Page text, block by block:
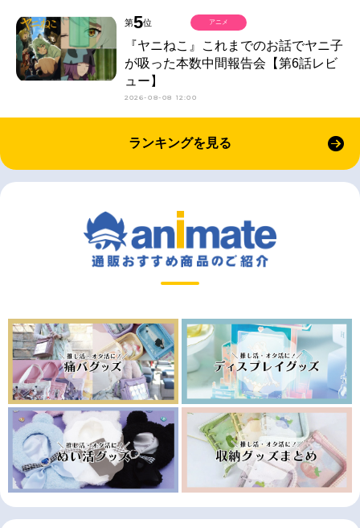
第5位
『ヤニねこ』これまでのお話でヤニ子
が吸った本数中間報告会【第6話レビ
ュー】
2026-08-08 12:00
アニメ
ランキングを見る